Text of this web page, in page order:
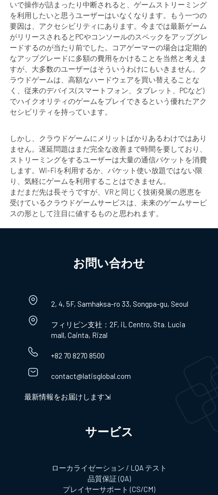
いで操作が詰まったり中断されると、ゲームストリーミング
を利用したいと思うユーザーはいなくなります。もう一つの
要因は、アクセシビリティにあります。今までは最新ゲーム
がリリースされるとPCやコンソールのスペックをアップグレ
ードするのが当たり前でした。コアゲーマーの場合は定期的
なアップグレードに多額の費用をかけることを当然と考えま
すが、大多数のユーザーはそういうわけにもいきません。ク
ラウドゲームは、高額なハードウェアを買い替えることな
く、従来のデバイス(スマートフォン、タブレット、PCなど)
でハイクオリティのゲームをプレイできるという優れたアク
セシビリティを持っています。
しかし、クラウドゲームにメリットばかりあるわけではあり
ません。遅延問題はまだ完全な改善まで時間を要しており、
ストリーミングをするユーザーは大量の通信パケットを消費
します。Wi-Fiを利用するか、パケット使い放題ではない限
り、気軽にゲームを利用することはできません。
まだまだ先は長そうですが、VRと同じく技術発展の恩恵を
受けているクラウドゲームサービスは、未来のゲームサービ
スの形として注目に値するものと思われます。
お問い合わせ​
2, 4, 5F, Samhaksa-ro 33, Songpa-gu, Seoul
フィリピン支社：2F, iL Centro, Sta. Lucia
mall, Cainta, Rizal
+82 70 8270 8500
contact@latisglobal.com
最新情報をお届けします⇲
サービス​
ローカライゼーション / LQA テスト
品質保証 (QA)
プレイヤーサポート (CS/CM)